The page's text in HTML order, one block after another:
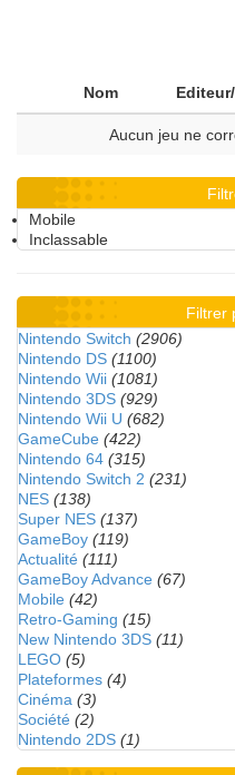
Nom
Aucun jeu ne
Mobile
Inclassable
Filtrer
Nintendo Switch (2906)
Nintendo DS (1100)
Nintendo Wii (1081)
Nintendo 3DS (929)
Nintendo Wii U (682)
GameCube (422)
Nintendo 64 (315)
Nintendo Switch 2 (231)
NES (138)
Super NES (137)
GameBoy (119)
Actualité (111)
GameBoy Advance (67)
Mobile (42)
Retro-Gaming (15)
New Nintendo 3DS (11)
LEGO (5)
Plateformes (4)
Cinéma (3)
Société (2)
Nintendo 2DS (1)